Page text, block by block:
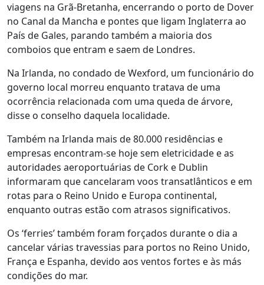
viagens na Grã-Bretanha, encerrando o porto de Dover
no Canal da Mancha e pontes que ligam Inglaterra ao
País de Gales, parando também a maioria dos
comboios que entram e saem de Londres.
Na Irlanda, no condado de Wexford, um funcionário do
governo local morreu enquanto tratava de uma
ocorrência relacionada com uma queda de árvore,
disse o conselho daquela localidade.
Também na Irlanda mais de 80.000 residências e
empresas encontram-se hoje sem eletricidade e as
autoridades aeroportuárias de Cork e Dublin
informaram que cancelaram voos transatlânticos e em
rotas para o Reino Unido e Europa continental,
enquanto outras estão com atrasos significativos.
Os ‘ferries’ também foram forçados durante o dia a
cancelar várias travessias para portos no Reino Unido,
França e Espanha, devido aos ventos fortes e às más
condições do mar.